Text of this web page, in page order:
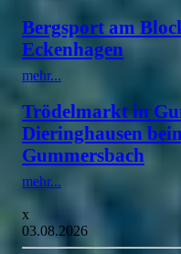
Bergsport am
Eckenhagen
mehr...
Trödelmarkt in
Dieringhausen
Gummersbach
mehr...
x
03.08.2026